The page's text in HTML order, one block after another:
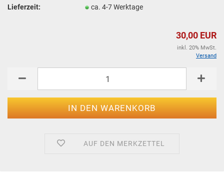
Lieferzeit: ca. 4-7 Werktage
30,00 EUR
inkl. 20% MwSt.
Versand
AUF DEN MERKZETTEL